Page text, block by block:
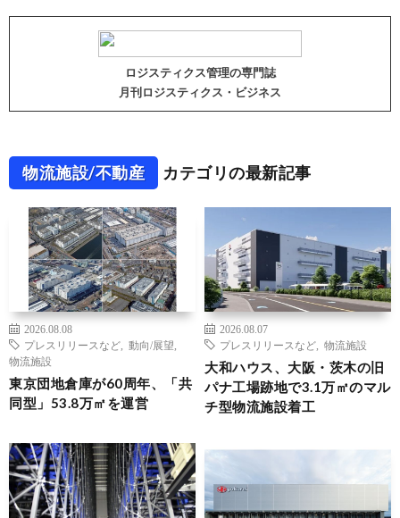
ロジスティクス管理の専門誌
月刊ロジスティクス・ビジネス
物流施設/不動産 カテゴリの最新記事
2026.08.08
プレスリリースなど
動向/展望
物流施設
東京団地倉庫が60周年、「共
同型」53.8万㎡を運営
2026.08.07
プレスリリースなど
物流施設
大和ハウス、大阪・茨木の旧
パナ工場跡地で3.1万㎡のマル
チ型物流施設着工